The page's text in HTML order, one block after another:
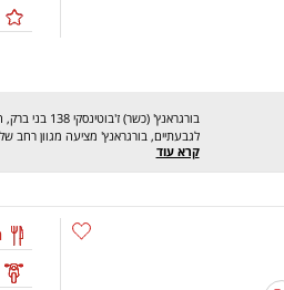
בורגראנץ' (כשר)
לגבעתיים, בורגראנץ' מציעה מגוון רחב
כמו:ראנץ', ראנץ' כפול, ראנץ' צ'יקן,
מהנה, שיהיה בתאבון!
קרא עוד